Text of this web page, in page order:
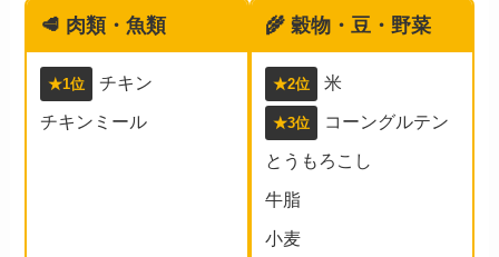
🥩 肉類・魚類
★1位
チキン
チキンミール
🌾 穀物・豆・野菜
★2位 米
★3位
コーングルテン
とうもろこし
牛脂
小麦